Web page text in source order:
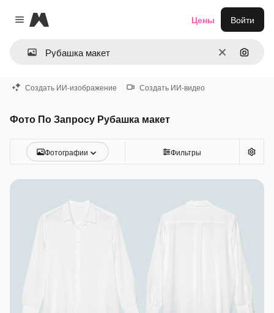
Close menu
Magnific
ОчиститьПоиск
Цены Войти
Создать ИИ-изображение Создать ИИ-видео
Фото По Запросу Рубашка макет
Фотографии Фильтры